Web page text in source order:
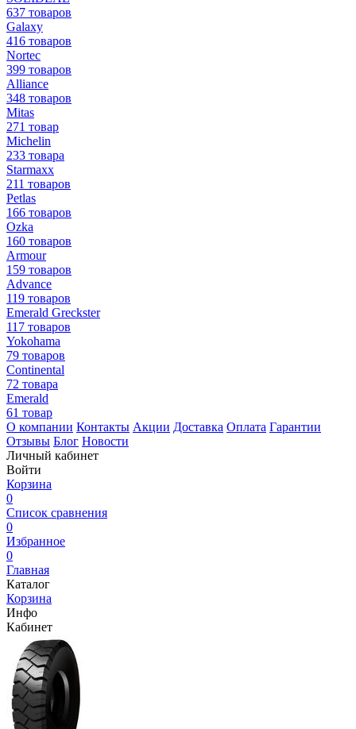
637 товаров
Galaxy
416 товаров
Nortec
399 товаров
Alliance
348 товаров
Mitas
271 товар
Michelin
233 товара
Starmaxx
211 товаров
Petlas
166 товаров
Ozka
160 товаров
Armour
159 товаров
Advance
119 товаров
Emerald Greckster
117 товаров
Yokohama
79 товаров
Continental
72 товара
Emerald
61 товар
О компании Контакты Акции Доставка Оплата Гарантии
Отзывы Блог Новости
Личный кабинет
Войти
Корзина
0
Список сравнения
0
Избранное
0
Главная
Каталог
Корзина
Инфо
Кабинет